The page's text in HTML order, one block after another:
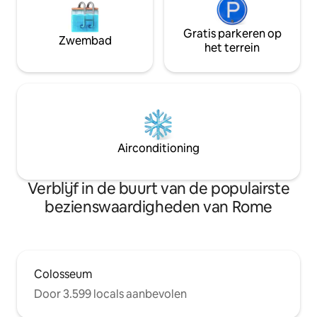
Zwembad
Gratis parkeren op
het terrein
Airconditioning
Verblijf in de buurt van de populairste
bezienswaardigheden van Rome
Colosseum
Door 3.599 locals aanbevolen